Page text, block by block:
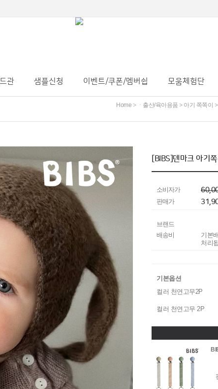
관 샘플신청 이벤트/쿠폰/멤버쉽 모움체험단
Home > ㆍ출산/육아용품 > 아기 쪽쪽이
[BIBS]덴마크 아기
소비자가
판매가
브랜드
배송비
기본
처리
기본옵션
컬러 천연고무2P
컬러 천연고무 2P